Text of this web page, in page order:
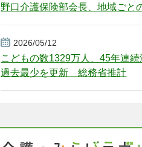
野口介護保険部会長、地域ごと
2026/05/12
こどもの数1329万人、45年連続
過去最少を更新 総務省推計